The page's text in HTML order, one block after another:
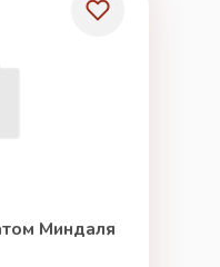
Миндаля